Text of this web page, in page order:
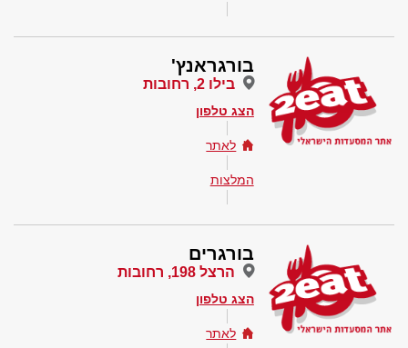
בורגראנץ'
בילו 2, רחובות
הצג טלפון
לאתר
המלצות
בורגרים
הרצל 198, רחובות
הצג טלפון
לאתר